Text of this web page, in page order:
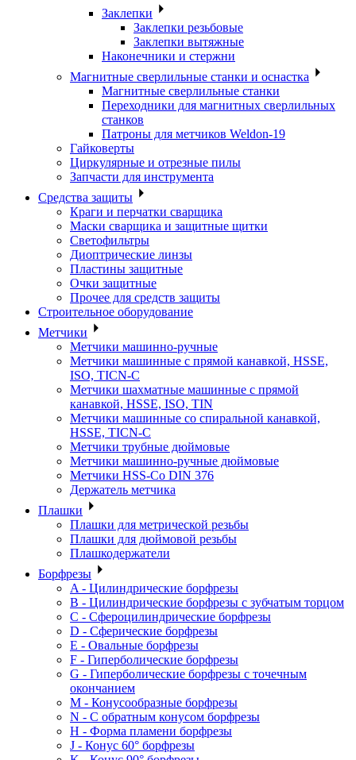
Заклепки
Заклепки резьбовые
Заклепки вытяжные
Наконечники и стержни
Магнитные сверлильные станки и оснастка
Магнитные сверлильные станки
Переходники для магнитных сверлильных
станков
Патроны для метчиков Weldon-19
Гайковерты
Циркулярные и отрезные пилы
Запчасти для инструмента
Средства защиты
Краги и перчатки сварщика
Маски сварщика и защитные щитки
Светофильтры
Диоптрические линзы
Пластины защитные
Очки защитные
Прочее для средств защиты
Строительное оборудование
Метчики
Метчики машинно-ручные
Метчики машинные с прямой канавкой, HSSE,
ISO, TICN-C
Метчики шахматные машинные с прямой
канавкой, HSSE, ISO, TIN
Метчики машинные со спиральной канавкой,
HSSE, TICN-C
Метчики трубные дюймовые
Метчики машинно-ручные дюймовые
Метчики HSS-Co DIN 376
Держатель метчика
Плашки
Плашки для метрической резьбы
Плашки для дюймовой резьбы
Плашкодержатели
Борфрезы
A - Цилиндрические борфрезы
B - Цилиндрические борфрезы с зубчатым торцом
C - Сфероцилиндрические борфрезы
D - Сферические борфрезы
E - Овальные борфрезы
F - Гиперболические борфрезы
G - Гиперболические борфрезы с точечным
окончанием
M - Конусообразные борфрезы
N - С обратным конусом борфрезы
H - Форма пламени борфрезы
J - Конус 60° борфрезы